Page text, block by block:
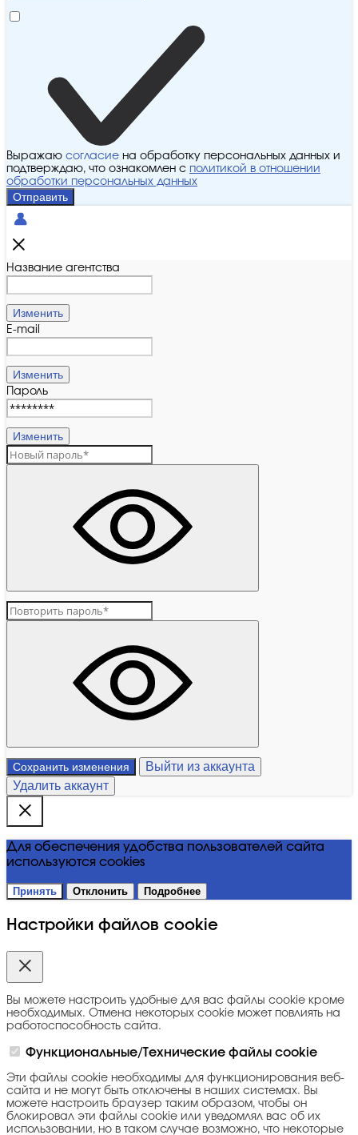
Выражаю согласие на обработку персональных данных и
подтверждаю, что ознакомлен с политикой в отношении
обработки персональных данных
Отправить
Название агентства
Изменить
E-mail
Изменить
Пароль
Изменить
Сохранить изменения
Выйти из аккаунта
Удалить аккаунт
Для обеспечения удобства пользователей сайта
используются cookies
Принять Отклонить Подробнее
Настройки файлов cookie
Вы можете настроить удобные для вас файлы cookie кроме
необходимых. Отмена некоторых cookie может повлиять на
работоспособность сайта.
Функциональные/Технические файлы cookie
Эти файлы cookie необходимы для функционирования веб-
сайта и не могут быть отключены в наших системах. Вы
можете настроить браузер таким образом, чтобы он
блокировал эти файлы cookie или уведомлял вас об их
использовании, но в таком случае возможно, что некоторые